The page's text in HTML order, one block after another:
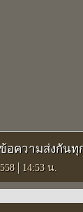
อความส่งกันทุ
| 14:53 น.